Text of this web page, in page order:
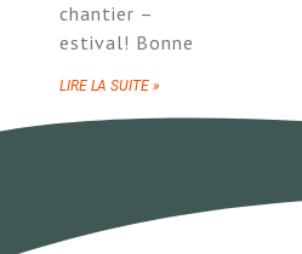
chantier –
estival! Bonne
LIRE LA SUITE »